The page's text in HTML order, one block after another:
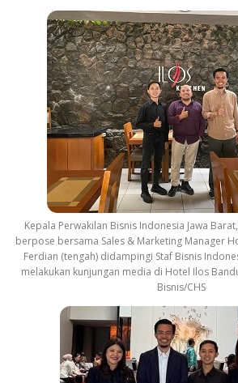
Kepala Perwakilan Bisnis Indonesia Jawa
berpose bersama Sales & Marketing Manager
Ferdian (tengah) didampingi Staf Bisnis
melakukan kunjungan media di Hotel Ilos
Bisnis/CHS